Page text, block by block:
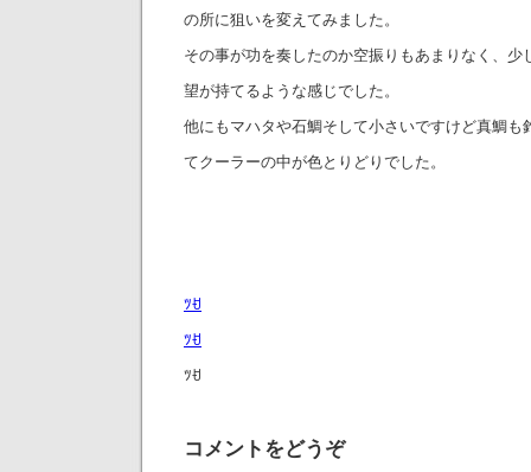
の所に狙いを変えてみました。
その事が功を奏したのか空振りもあまりなく、少
望が持てるような感じでした。
他にもマハタや石鯛そして小さいですけど真鯛も
てクーラーの中が色とりどりでした。
ﾂꀀ
ﾂꀀ
ﾂꀀ
コメントをどうぞ